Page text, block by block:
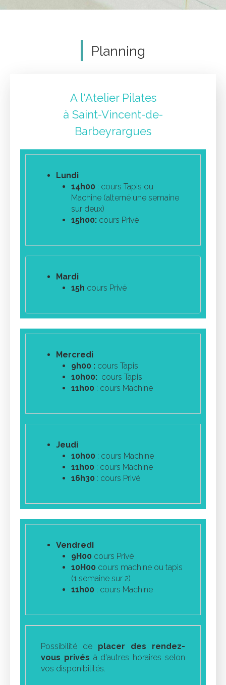
Planning
A l'Atelier Pilates
à Saint-Vincent-de-
Barbeyrargues
Lundi
14h00 : cours Tapis ou
Machine (alterné une semaine
sur deux)
15h00: cours Privé
Mardi
15h cours Privé
Mercredi
9h00 : cours Tapis
10h00: cours Tapis
11h00 : cours Machine
Jeudi
10h00 : cours Machine
11h00 : cours Machine
16h30 : cours Privé
Vendredi
9H00 cours Privé
10H00 cours machine ou tapis
(1 semaine sur 2)
11h00 : cours Machine
Possibilité de placer des rendez-
vous privés à d'autres horaires selon
vos disponibilités.